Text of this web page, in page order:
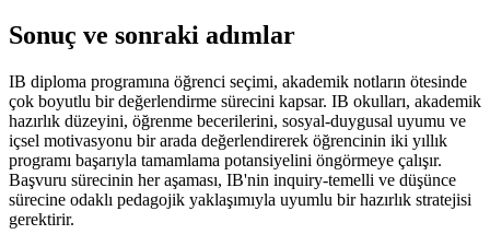
Sonuç ve sonraki adımlar
IB diploma programına öğrenci seçimi, akademik notların ötesinde
çok boyutlu bir değerlendirme sürecini kapsar. IB okulları, akademik
hazırlık düzeyini, öğrenme becerilerini, sosyal-duygusal uyumu ve
içsel motivasyonu bir arada değerlendirerek öğrencinin iki yıllık
programı başarıyla tamamlama potansiyelini öngörmeye çalışır.
Başvuru sürecinin her aşaması, IB'nin inquiry-temelli ve düşünce
sürecine odaklı pedagojik yaklaşımıyla uyumlu bir hazırlık stratejisi
gerektirir.